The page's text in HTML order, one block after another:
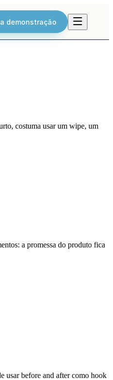
demonstração
costuma usar um wipe, um
a promessa do produto fica
usar before and after como hook